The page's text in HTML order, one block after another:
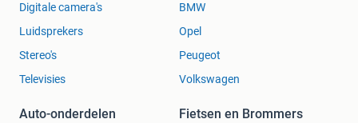
Digitale camera's
Luidsprekers
Stereo's
Televisies
BMW
Opel
Peugeot
Volkswagen
Auto-onderdelen Fietsen en Brommers